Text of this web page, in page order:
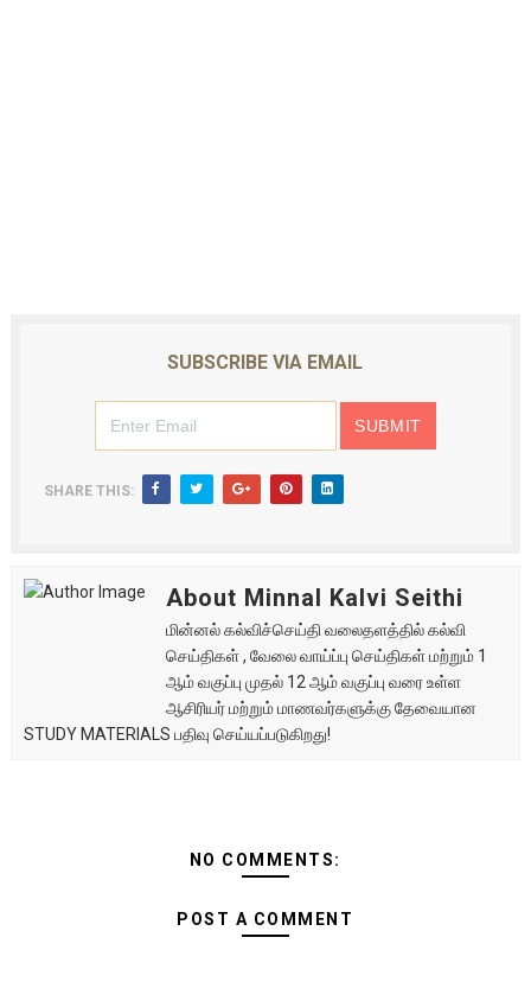
SUBSCRIBE VIA EMAIL
SHARE THIS:
About Minnal Kalvi Seithi
மின்னல் கல்விச்செய்தி வலைதளத்தில் கல்வி
செய்திகள் , வேலை வாய்ப்பு செய்திகள் மற்றும் 1
ஆம் வகுப்பு முதல் 12 ஆம் வகுப்பு வரை உள்ள
ஆசிரியர் மற்றும் மாணவர்களுக்கு தேவையான
STUDY MATERIALS பதிவு செய்யப்படுகிறது!
NO COMMENTS:
POST A COMMENT